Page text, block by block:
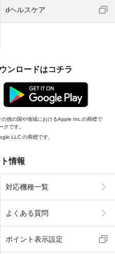
dヘルスケア
ンロードはコチラ
他の国や地域におけるApple Inc.の商標で
です。
LLC の商標です。
情報
対応機種一覧
よくある質問
ポイント表示設定